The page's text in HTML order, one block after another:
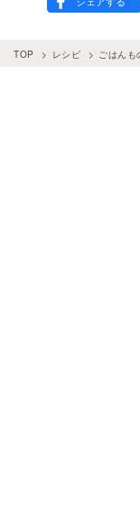
TOP レシピ ごはんも